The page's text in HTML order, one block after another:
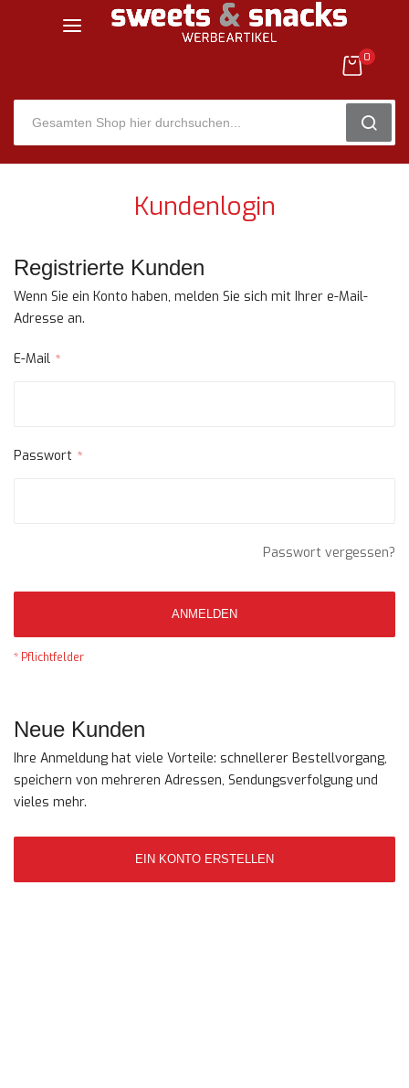
0
Kundenlogin
Registrierte Kunden
Wenn Sie ein Konto haben, melden Sie sich mit Ihrer e-Mail-
Adresse an.
E-Mail
Passwort
ANMELDEN
Passwort vergessen?
Neue Kunden
Ihre Anmeldung hat viele Vorteile: schnellerer Bestellvorgang,
speichern von mehreren Adressen, Sendungsverfolgung und
vieles mehr.
EIN KONTO ERSTELLEN